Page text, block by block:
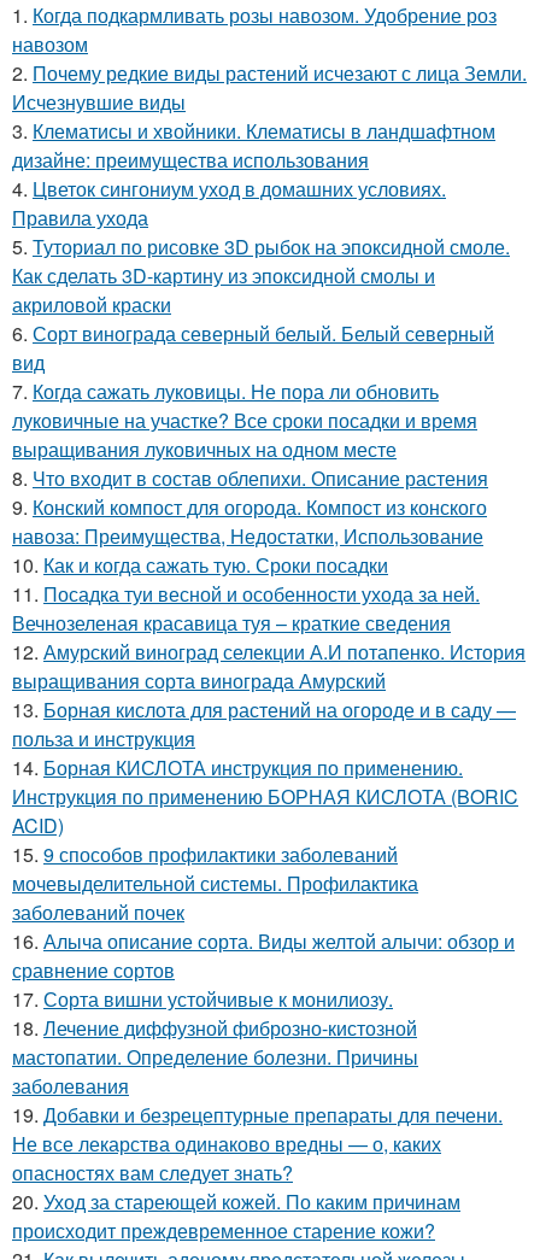
1. Когда подкармливать розы навозом. Удобрение роз
навозом
2. Почему редкие виды растений исчезают с лица Земли.
Исчезнувшие виды
3. Клематисы и хвойники. Клематисы в ландшафтном
дизайне: преимущества использования
4. Цветок сингониум уход в домашних условиях.
Правила ухода
5. Туториал по рисовке 3D рыбок на эпоксидной смоле.
Как сделать 3D-картину из эпоксидной смолы и
акриловой краски
6. Сорт винограда северный белый. Белый северный
вид
7. Когда сажать луковицы. Не пора ли обновить
луковичные на участке? Все сроки посадки и время
выращивания луковичных на одном месте
8. Что входит в состав облепихи. Описание растения
9. Конский компост для огорода. Компост из конского
навоза: Преимущества, Недостатки, Использование
10. Как и когда сажать тую. Сроки посадки
11. Посадка туи весной и особенности ухода за ней.
Вечнозеленая красавица туя – краткие сведения
12. Амурский виноград селекции А.И потапенко. История
выращивания сорта винограда Амурский
13. Борная кислота для растений на огороде и в саду —
польза и инструкция
14. Борная КИСЛОТА инструкция по применению.
Инструкция по применению БОРНАЯ КИСЛОТА (BORIC
ACID)
15. 9 способов профилактики заболеваний
мочевыделительной системы. Профилактика
заболеваний почек
16. Алыча описание сорта. Виды желтой алычи: обзор и
сравнение сортов
17. Сорта вишни устойчивые к монилиозу.
18. Лечение диффузной фиброзно-кистозной
мастопатии. Определение болезни. Причины
заболевания
19. Добавки и безрецептурные препараты для печени.
Не все лекарства одинаково вредны — о, каких
опасностях вам следует знать?
20. Уход за стареющей кожей. По каким причинам
происходит преждевременное старение кожи?